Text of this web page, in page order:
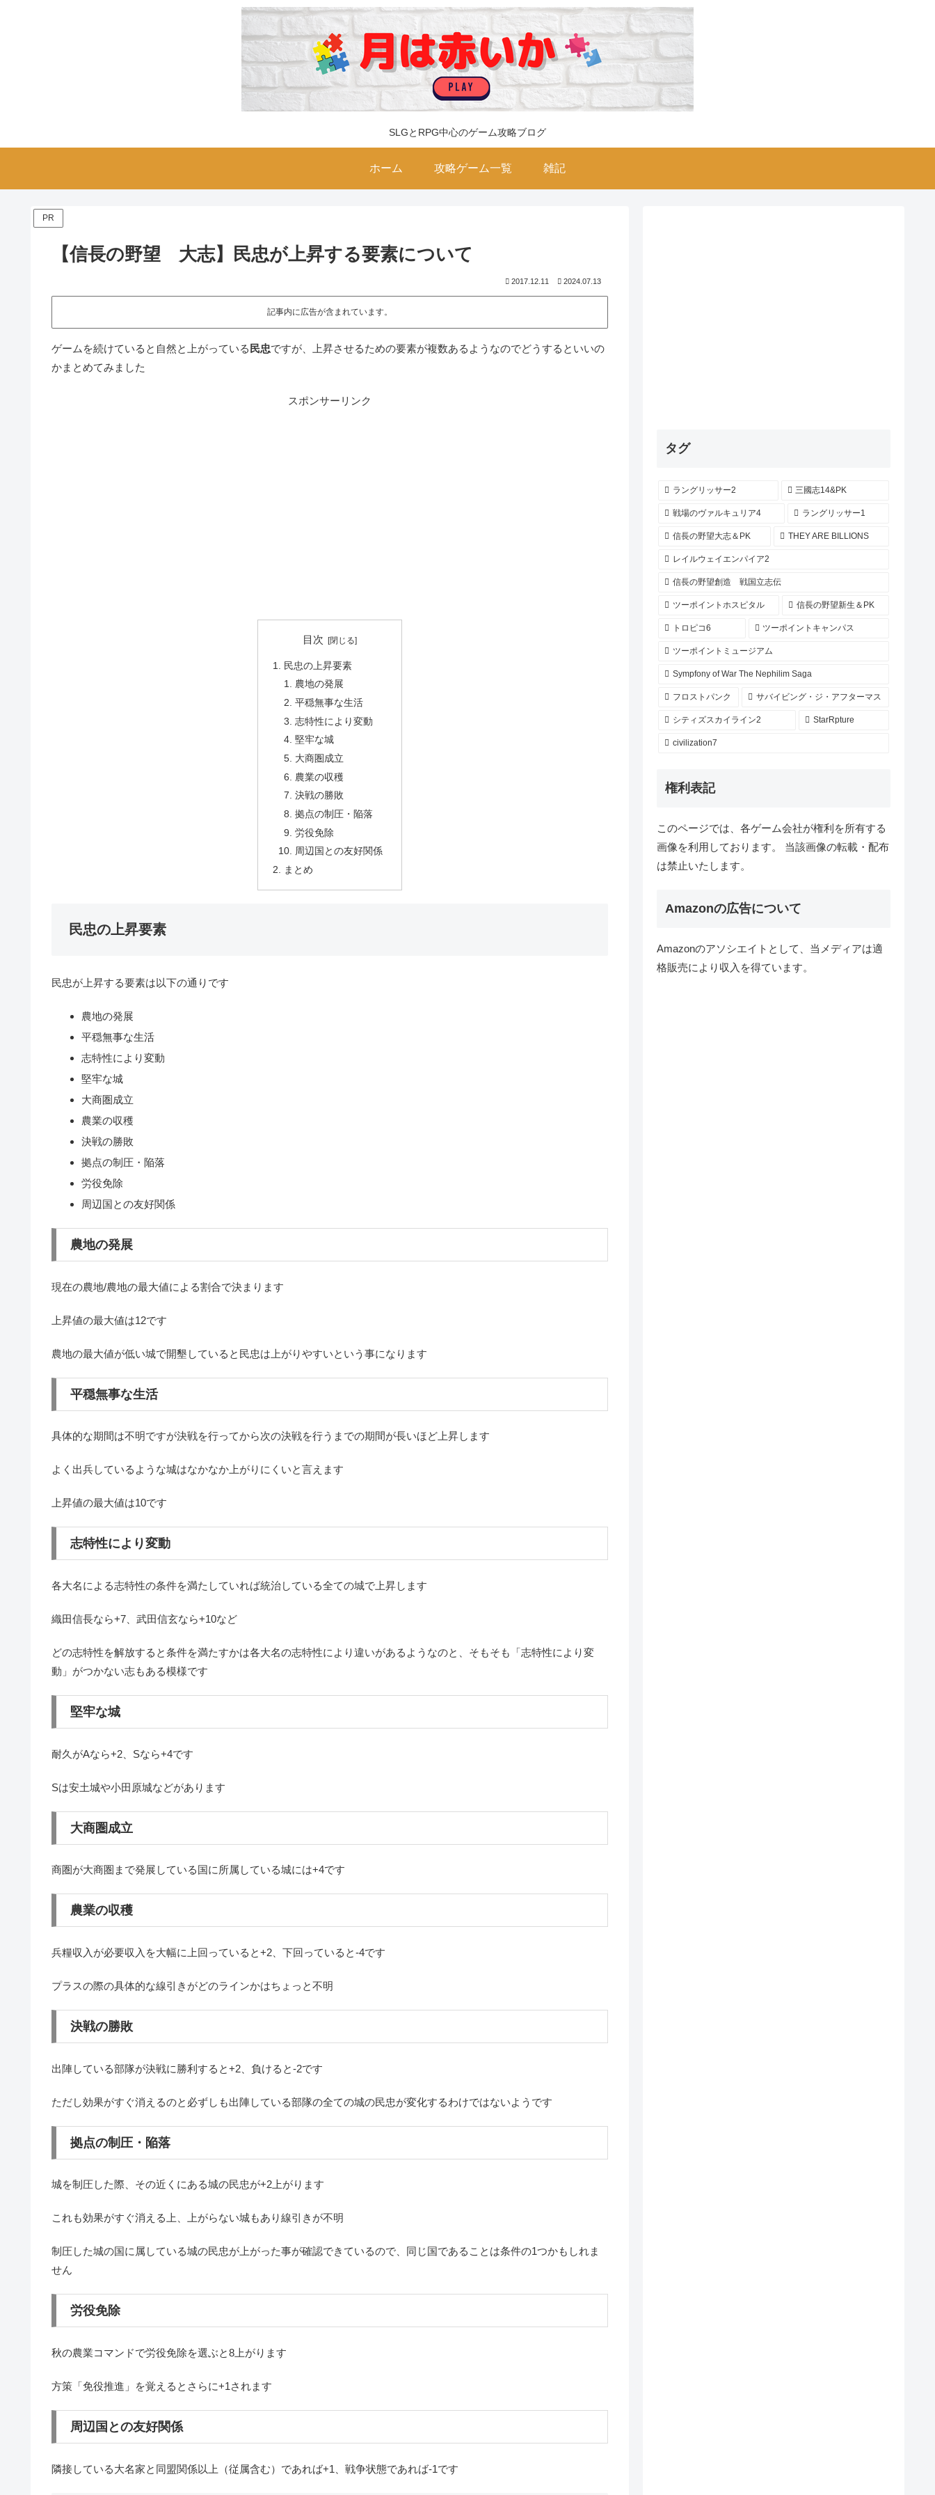
SLGとRPG中心のゲーム攻略ブログ
ホーム 攻略ゲーム一覧 雑記
PR
【信長の野望 大志】民忠が上昇する要素について
2017.12.11 2024.07.13
記事内に広告が含まれています。
ゲームを続けていると自然と上がっている 民忠ですが、上昇させるための要素が複数あるようなのでどうするといいの
かまとめてみました
スポンサーリンク
目次
民忠の上昇要素
農地の発展
平穏無事な生活
志特性により変動
堅牢な城
大商圏成立
農業の収穫
決戦の勝敗
拠点の制圧・陥落
労役免除
周辺国との友好関係
まとめ
民忠の上昇要素
民忠が上昇する要素は以下の通りです
農地の発展
平穏無事な生活
志特性により変動
堅牢な城
大商圏成立
農業の収穫
決戦の勝敗
拠点の制圧・陥落
労役免除
周辺国との友好関係
農地の発展
現在の農地/農地の最大値による割合で決まります
上昇値の最大値は12です
農地の最大値が低い城で開墾していると民忠は上がりやすいという事になります
平穏無事な生活
具体的な期間は不明ですが決戦を行ってから次の決戦を行うまでの期間が長いほど上昇します
よく出兵しているような城はなかなか上がりにくいと言えます
上昇値の最大値は10です
志特性により変動
各大名による志特性の条件を満たしていれば統治している全ての城で上昇します
織田信長なら+7、武田信玄なら+10など
どの志特性を解放すると条件を満たすかは各大名の志特性により違いがあるようなのと、そもそも「志特性により変
動」がつかない志もある模様です
堅牢な城
耐久がAなら+2、Sなら+4です
Sは安土城や小田原城などがあります
大商圏成立
商圏が大商圏まで発展している国に所属している城には+4です
農業の収穫
兵糧収入が必要収入を大幅に上回っていると+2、下回っていると-4です
プラスの際の具体的な線引きがどのラインかはちょっと不明
決戦の勝敗
出陣している部隊が決戦に勝利すると+2、負けると-2です
ただし効果がすぐ消えるのと必ずしも出陣している部隊の全ての城の民忠が変化するわけではないようです
拠点の制圧・陥落
城を制圧した際、その近くにある城の民忠が+2上がります
これも効果がすぐ消える上、上がらない城もあり線引きが不明
制圧した城の国に属している城の民忠が上がった事が確認できているので、同じ国であることは条件の1つかもしれま
せん
労役免除
秋の農業コマンドで労役免除を選ぶと8上がります
方策 「免役推進」 を覚えるとさらに+1されます
周辺国との友好関係
隣接している大名家と同盟関係以上（従属含む）であれば+1、戦争状態であれば-1です
タグ
ラングリッサー2 三國志14&PK
戦場のヴァルキュリア4 ラングリッサー1
信長の野望大志＆PK THEY ARE BILLIONS
レイルウェイエンパイア2
信長の野望創造 戦国立志伝
ツーポイントホスピタル 信長の野望新生＆PK
トロピコ6 ツーポイントキャンパス
ツーポイントミュージアム
Sympfony of War The Nephilim Saga
フロストパンク サバイビング・ジ・アフターマス
シティズスカイライン2 StarRpture
civilization7
権利表記
このページでは、各ゲーム会社が権利を所有する
画像を利用しております。 当該画像の転載・配布
は禁止いたします。
Amazonの広告について
Amazonのアソシエイトとして、当メディアは適
格販売により収入を得ています。